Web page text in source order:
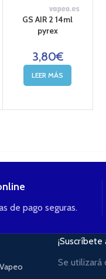
GS AIR 2 14ml
pyrex
3,80€
LEER MÁS
de pago seguras.
Se utilizará